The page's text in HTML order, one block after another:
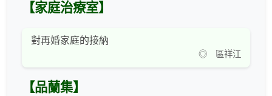
【家庭治療室】
對再婚家庭的接納
◎ 區祥江
【品蘭集】